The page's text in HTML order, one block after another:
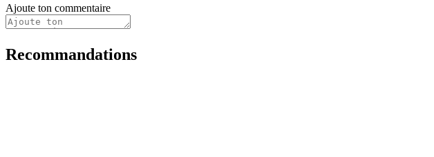
Ajoute ton commentaire
Recommandations